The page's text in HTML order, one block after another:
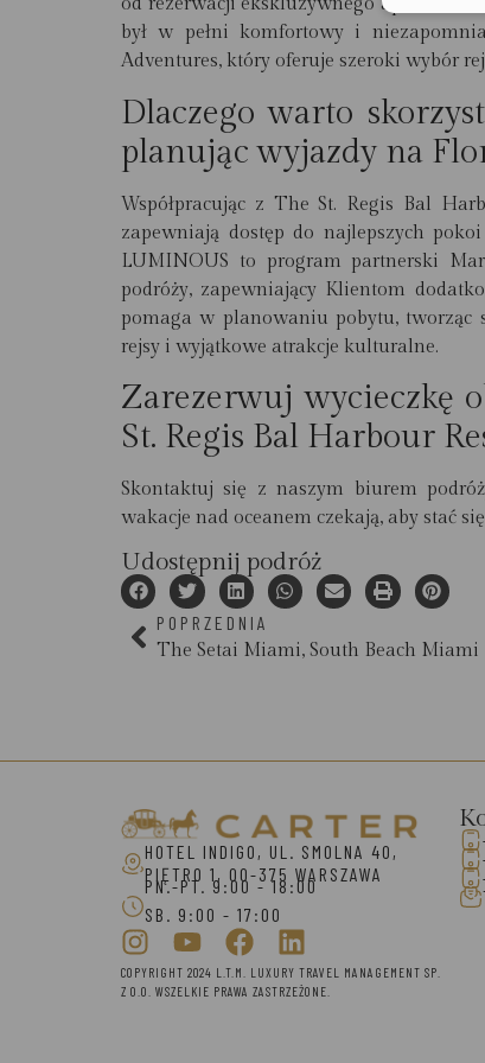
od rezerwacji ekskluzywnego
był w pełni komfortowy i
Adventures, który oferuje szeroki wybór
Dlaczego warto
planując wyjazdy na
Współpracując z The St. Regis Bal
zapewniają dostęp do najlepszych
LUMINOUS to program partnerski
podróży, zapewniający Klientom
pomaga w planowaniu pobytu, tworząc
rejsy i wyjątkowe atrakcje kulturalne.
Zarezerwuj wycieczkę
St. Regis Bal Harbour
Skontaktuj się z naszym biurem
wakacje nad oceanem czekają, aby stać
Udostępnij podróż
POPRZEDNIA
The Setai Miami, South Beach Miami
HOTEL INDIGO, UL. SMOLNA 40,
PIĘTRO 1, 00-375 WARSZAWA
PN.-PT. 9:00 - 18:00
SB. 9:00 - 17:00
COPYRIGHT 2024 L.T.M. LUXURY TRAVEL MANAGEMENT SP.
Z O.O. WSZELKIE PRAWA ZASTRZEŻONE.